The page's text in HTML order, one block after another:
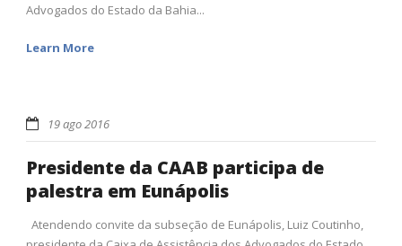
Advogados do Estado da Bahia...
Learn More
19 ago 2016
Presidente da CAAB participa de
palestra em Eunápolis
Atendendo convite da subseção de Eunápolis, Luiz Coutinho,